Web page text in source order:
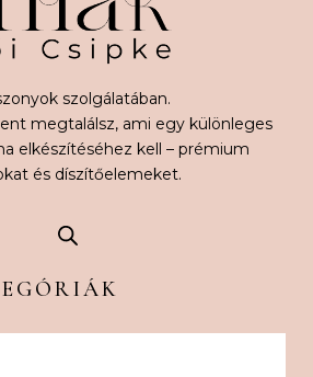
szolgálatában.
megtalálsz, ami egy különleges
elkészítéséhez kell – prémium
és díszítőelemeket.